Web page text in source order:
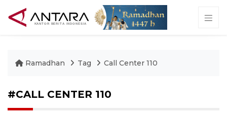
Ramadhan Tag Call Center 110
#CALL CENTER 110